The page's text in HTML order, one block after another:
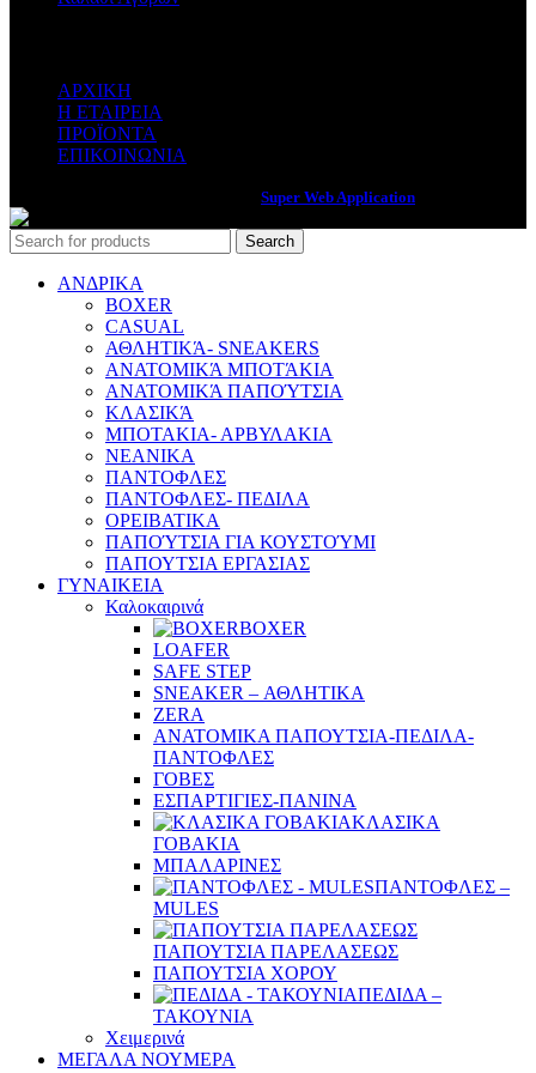
ΑΡΧΙΚΗ
Η ΕΤΑΙΡΕΙΑ
ΠΡΟΪΟΝΤΑ
ΕΠΙΚΟΙΝΩΝΙΑ
Super Web Application
Search
ΑΝΔΡΙΚΑ
BOXER
CASUAL
ΑΘΛΗΤΙΚΆ- SNEAKERS
ΑΝΑΤΟΜΙΚΆ ΜΠΟΤΆΚΙΑ
ΑΝΑΤΟΜΙΚΆ ΠΑΠΟΎΤΣΙΑ
ΚΛΑΣΙΚΆ
ΜΠΟΤΑΚΙΑ- ΑΡΒΥΛΑΚΙΑ
ΝΕΑΝΙΚΑ
ΠΑΝΤΟΦΛΕΣ
ΠΑΝΤΟΦΛΕΣ- ΠΕΔΙΛΑ
ΟΡΕΙΒΑΤΙΚΑ
ΠΑΠΟΎΤΣΙΑ ΓΙΑ ΚΟΥΣΤΟΎΜΙ
ΠΑΠΟΥΤΣΙΑ ΕΡΓΑΣΙΑΣ
ΓΥΝΑΙΚΕΙΑ
Καλοκαιρινά
BOXER
LOAFER
SAFE STEP
SNEAKER – ΑΘΛΗΤΙΚΑ
ZERA
ΑΝΑΤΟΜΙΚΑ ΠΑΠΟΥΤΣΙΑ-ΠΕΔΙΛΑ-
ΠΑΝΤΟΦΛΕΣ
ΓΟΒΕΣ
ΕΣΠΑΡΤΙΓΙΕΣ-ΠΑΝΙΝΑ
ΚΛΑΣΙΚΑ
ΓΟΒΑΚΙΑ
ΜΠΑΛΑΡΙΝΕΣ
ΠΑΝΤΟΦΛΕΣ –
MULES
ΠΑΠΟΥΤΣΙΑ ΠΑΡΕΛΑΣΕΩΣ
ΠΑΠΟΥΤΣΙΑ ΧΟΡΟΥ
ΠΕΔΙΔΑ –
ΤΑΚΟΥΝΙΑ
Χειμερινά
ΜΕΓΑΛΑ ΝΟΥΜΕΡΑ